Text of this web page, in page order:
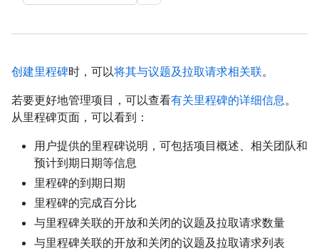
创建里程碑时，可以将其与议题及拉取请求相关联。
若要更好地管理项目，可以查看有关里程碑的详细信息。
从里程碑页面，可以看到：
用户提供的里程碑说明，可包括项目概述、相关团队和
预计到期日期等信息
里程碑的到期日期
里程碑的完成百分比
与里程碑关联的开放和关闭的议题及拉取请求数量
与里程碑关联的开放和关闭的议题及拉取请求列表